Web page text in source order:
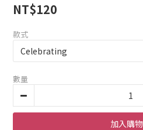
NT$120
款式
數量
加入購